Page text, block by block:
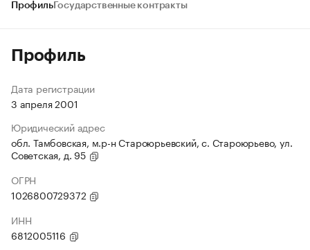
ПрофильГосударственные контракты
Профиль
Дата регистрации
3 апреля 2001
Юридический адрес
обл. Тамбовская, м.р-н Староюрьевский, с. Староюрьево, ул.
Советская, д. 95
ОГРН
1026800729372
ИНН
6812005116